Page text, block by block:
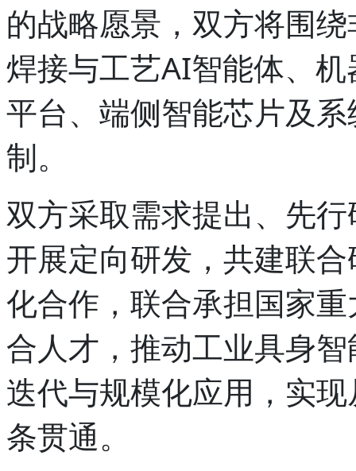
的战略愿景，双方将围
焊接与工艺AI智能体、
平台、端侧智能芯片及
制。
双方采取需求提出、先
开展定向研发，共建联
化合作，联合承担国家
合人才，推动工业具身
迭代与规模化应用，实
条贯通。